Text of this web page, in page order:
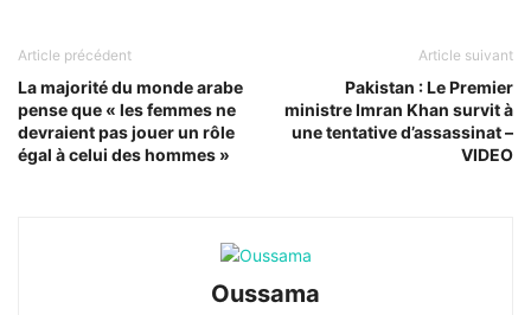
Article précédent
La majorité du monde arabe
pense que « les femmes ne
devraient pas jouer un rôle
égal à celui des hommes »
Article suivant
Pakistan : Le Premier
ministre Imran Khan survit à
une tentative d’assassinat –
VIDEO
Oussama